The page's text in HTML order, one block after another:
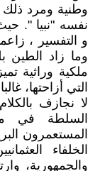
وطنية ومرد
نفسه "نبيا ".
و التفسير ،
وما زاد الطين
ملكية وراثية
التي أزاحتها،
لا نجازف
السلطة في
المستعمرون
الخلفاء
والجمهورية،